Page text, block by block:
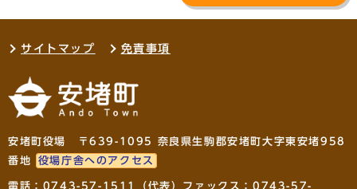
サイトマップ 免責事項
安堵町役場 〒639-1095 奈良県生駒郡安堵町大字東安堵958
番地
役場庁舎へのアクセス
電話： 0743-57-1511 （代表）ファックス：0743-57-